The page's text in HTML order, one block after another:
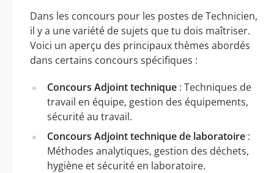
Dans les concours pour les postes de Technicien,
il y a une variété de sujets que tu dois maîtriser.
Voici un aperçu des principaux thèmes abordés
dans certains concours spécifiques :
Concours Adjoint technique : Techniques de
travail en équipe, gestion des équipements,
sécurité au travail.
Concours Adjoint technique de laboratoire :
Méthodes analytiques, gestion des déchets,
hygiène et sécurité en laboratoire.